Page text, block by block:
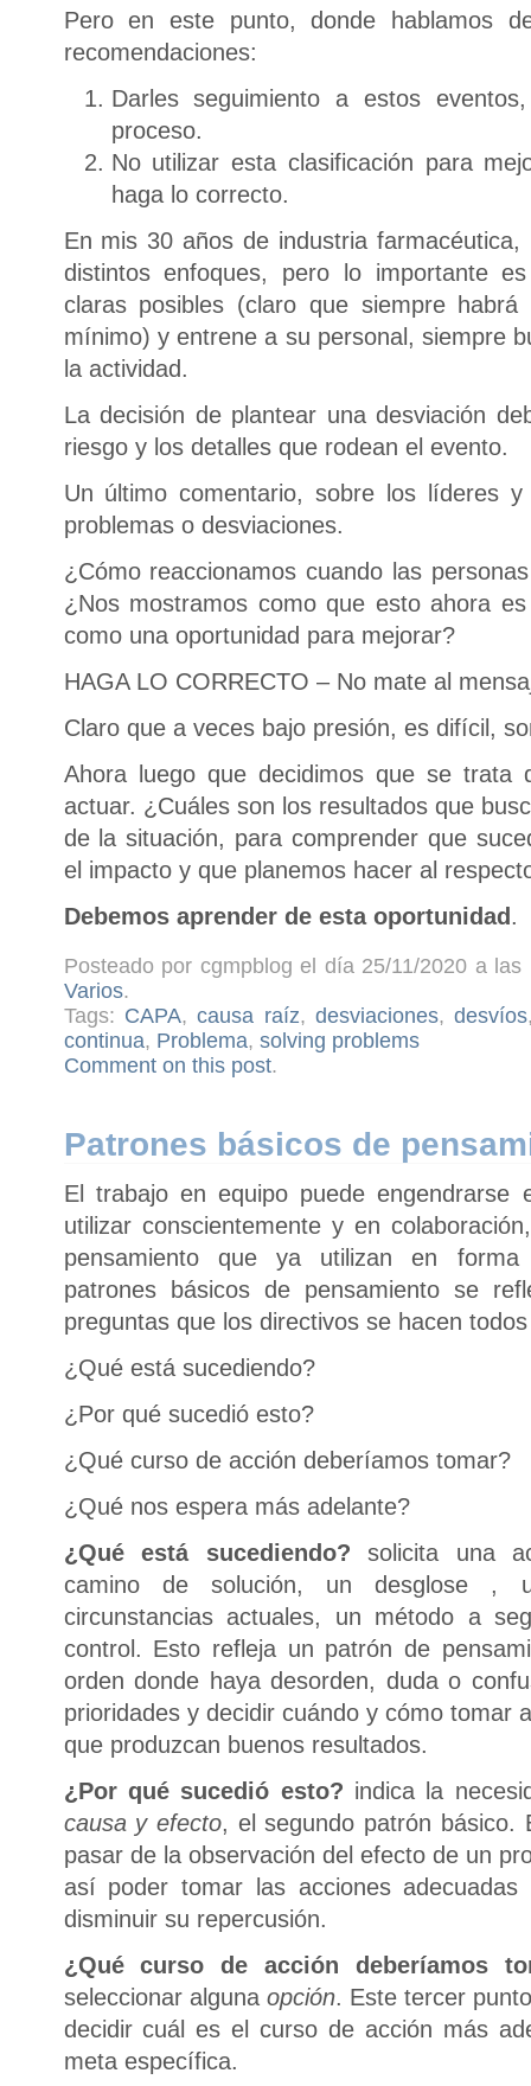
Pero en este punto, donde hablamos
recomendaciones:
Darles seguimiento a estos
proceso.
No utilizar esta clasificación para
haga lo correcto.
En mis 30 años de industria
distintos enfoques, pero lo importante
claras posibles (claro que siempre
mínimo) y entrene a su personal, siempre
la actividad.
La decisión de plantear una desviación
riesgo y los detalles que rodean el evento.
Un último comentario, sobre los líderes
problemas o desviaciones.
¿Cómo reaccionamos cuando las
¿Nos mostramos como que esto ahora
como una oportunidad para mejorar?
HAGA LO CORRECTO – No mate al
Claro que a veces bajo presión, es difícil,
Ahora luego que decidimos que se trata
actuar. ¿Cuáles son los resultados que
de la situación, para comprender que
el impacto y que planemos hacer al
Debemos aprender de esta oportunidad .
Posteado por cgmpblog el día 25/11/2020 a
Varios.
Tags: CAPA,causa raíz, desviaciones,desvíos
continua, Problema, solving problems
Comment on this post.
Patrones básicos de
El trabajo en equipo puede engendrarse
utilizar conscientemente y en
pensamiento que ya utilizan en forma
patrones básicos de pensamiento se
preguntas que los directivos se hacen
¿Qué está sucediendo?
¿Por qué sucedió esto?
¿Qué curso de acción deberíamos tomar?
¿Qué nos espera más adelante?
¿Qué está sucediendo? solicita una
camino de solución, un desglose ,
circunstancias actuales, un método a
control. Esto refleja un patrón de
orden donde haya desorden, duda o
prioridades y decidir cuándo y cómo tomar
que produzcan buenos resultados.
¿Por qué sucedió esto? indica la
causa y efecto, el segundo patrón básico.
pasar de la observación del efecto de un
así poder tomar las acciones
disminuir su repercusión.
¿Qué curso de acción deberíamos
seleccionar alguna opción. Este tercer
decidir cuál es el curso de acción más
meta específica.